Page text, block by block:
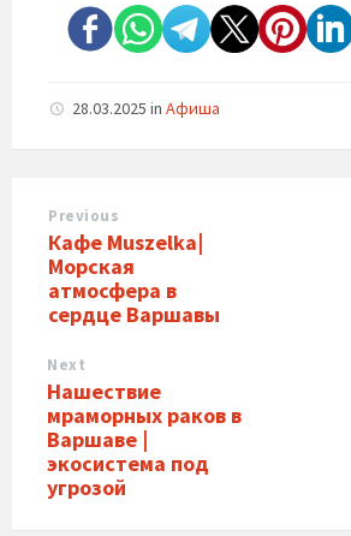
28.03.2025 in Афиша
Previous
Кафе Muszelka|
Морская
атмосфера в
сердце Варшавы
Next
Нашествие
мраморных раков в
Варшаве |
экосистема под
угрозой